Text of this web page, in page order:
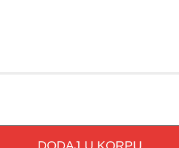
DODAJ U KORPU